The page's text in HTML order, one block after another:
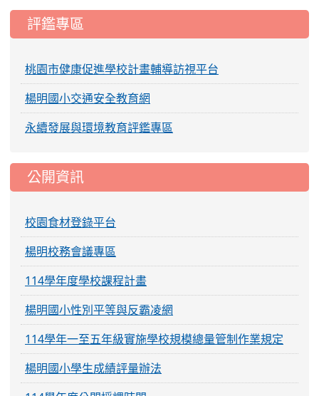
評鑑專區
桃園市健康促進學校計畫輔導訪視平台
楊明國小交通安全教育網
永續發展與環境教育評鑑專區
公開資訊
校園食材登錄平台
楊明校務會議專區
114學年度學校課程計畫
楊明國小性別平等與反霸凌網
114學年一至五年級實施學校規模總量管制作業規定
楊明國小學生成績評量辦法